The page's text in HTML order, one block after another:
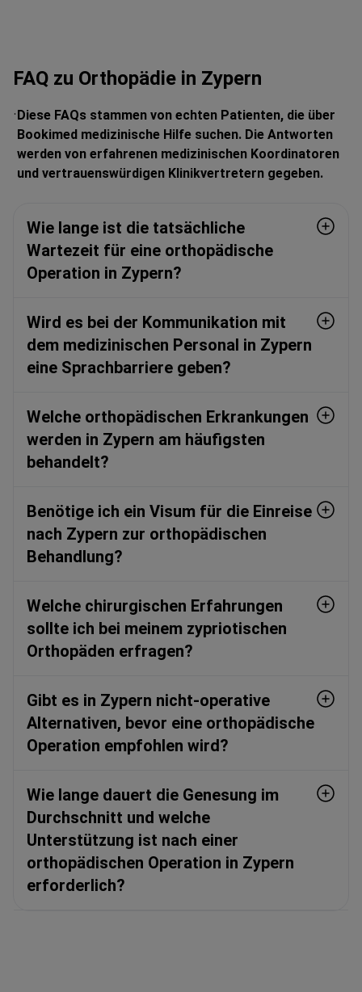
FAQ zu Orthopädie in Zypern
Diese FAQs stammen von echten Patienten, die über
Bookimed medizinische Hilfe suchen. Die Antworten
werden von erfahrenen medizinischen Koordinatoren
und vertrauenswürdigen Klinikvertretern gegeben.
Wie lange ist die tatsächliche
Wartezeit für eine orthopädische
Operation in Zypern?
Wird es bei der Kommunikation mit
dem medizinischen Personal in Zypern
eine Sprachbarriere geben?
Welche orthopädischen Erkrankungen
werden in Zypern am häufigsten
behandelt?
Benötige ich ein Visum für die Einreise
nach Zypern zur orthopädischen
Behandlung?
Welche chirurgischen Erfahrungen
sollte ich bei meinem zypriotischen
Orthopäden erfragen?
Gibt es in Zypern nicht-operative
Alternativen, bevor eine orthopädische
Operation empfohlen wird?
Wie lange dauert die Genesung im
Durchschnitt und welche
Unterstützung ist nach einer
orthopädischen Operation in Zypern
erforderlich?